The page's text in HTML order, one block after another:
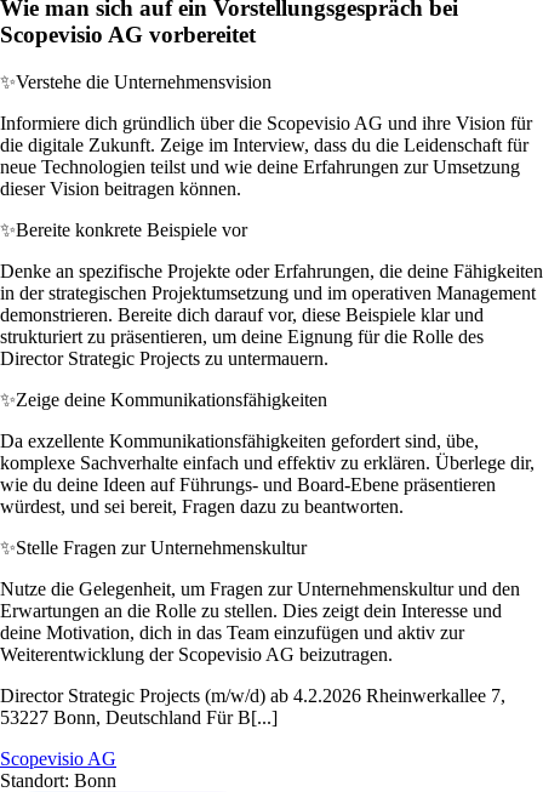
Wie man sich auf ein Vorstellungsgespräch bei
Scopevisio AG vorbereitet
✨Verstehe die Unternehmensvision
Informiere dich gründlich über die Scopevisio AG und ihre Vision für
die digitale Zukunft. Zeige im Interview, dass du die Leidenschaft für
neue Technologien teilst und wie deine Erfahrungen zur Umsetzung
dieser Vision beitragen können.
✨Bereite konkrete Beispiele vor
Denke an spezifische Projekte oder Erfahrungen, die deine Fähigkeiten
in der strategischen Projektumsetzung und im operativen Management
demonstrieren. Bereite dich darauf vor, diese Beispiele klar und
strukturiert zu präsentieren, um deine Eignung für die Rolle des
Director Strategic Projects zu untermauern.
✨Zeige deine Kommunikationsfähigkeiten
Da exzellente Kommunikationsfähigkeiten gefordert sind, übe,
komplexe Sachverhalte einfach und effektiv zu erklären. Überlege dir,
wie du deine Ideen auf Führungs- und Board-Ebene präsentieren
würdest, und sei bereit, Fragen dazu zu beantworten.
✨Stelle Fragen zur Unternehmenskultur
Nutze die Gelegenheit, um Fragen zur Unternehmenskultur und den
Erwartungen an die Rolle zu stellen. Dies zeigt dein Interesse und
deine Motivation, dich in das Team einzufügen und aktiv zur
Weiterentwicklung der Scopevisio AG beizutragen.
Director Strategic Projects (m/w/d) ab 4.2.2026 Rheinwerkallee 7,
53227 Bonn, Deutschland Für B[...]
Scopevisio AG
Standort: Bonn